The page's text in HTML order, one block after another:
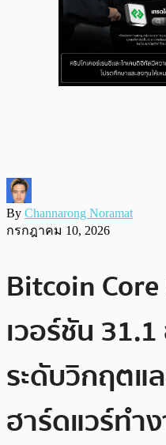
By Channarong Noramat
กรกฎาคม 10, 2026
Bitcoin
เวอร์ชัน
ระดับวิกฤตแ
ฮาร์ดแวร์ทำ